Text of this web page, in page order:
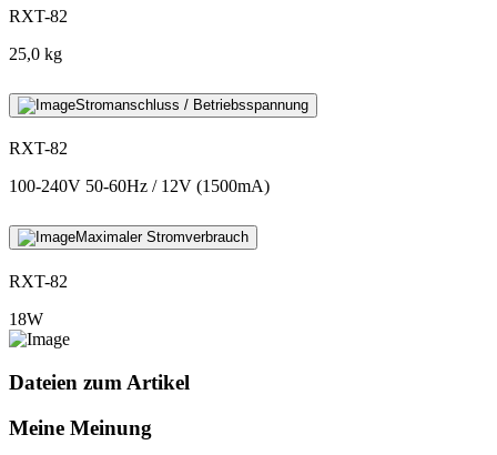
RXT-82
25,0 kg
Stromanschluss / Betriebsspannung
RXT-82
100-240V 50-60Hz / 12V (1500mA)
Maximaler Stromverbrauch
RXT-82
18W
Dateien zum Artikel
Meine Meinung